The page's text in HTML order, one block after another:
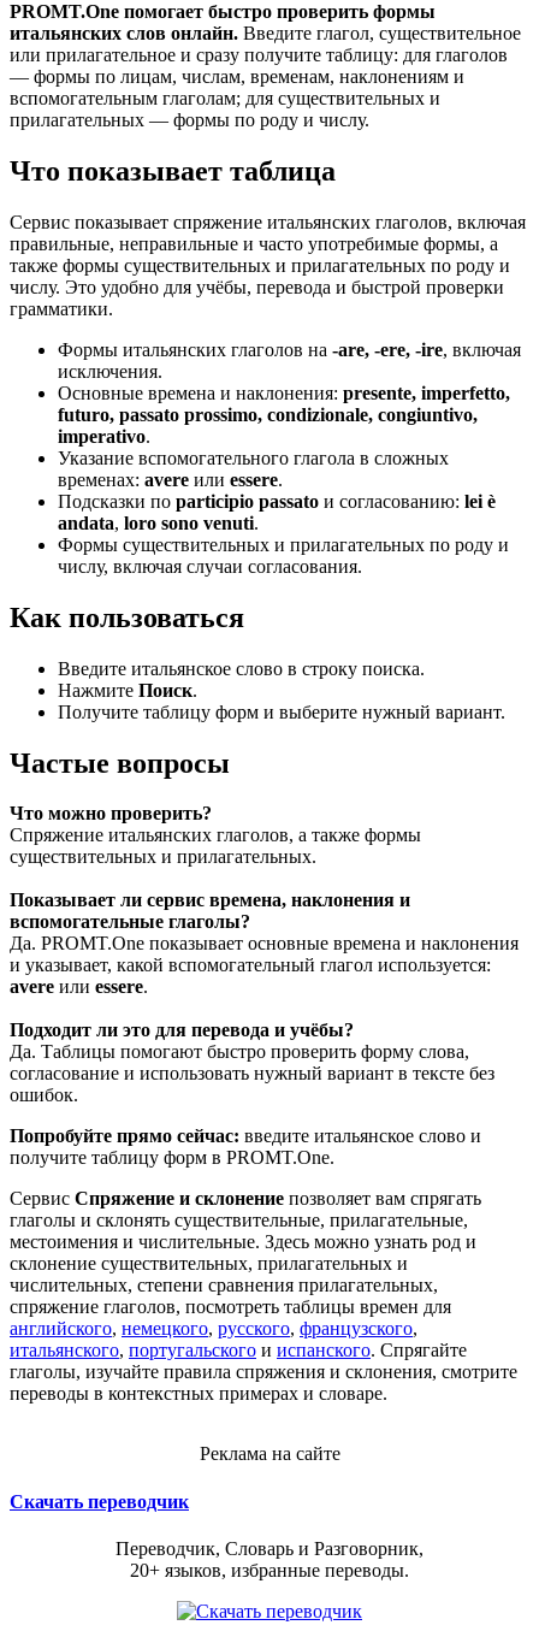
PROMT.One помогает быстро проверить формы
итальянских слов онлайн. Введите глагол, существительное
или прилагательное и сразу получите таблицу: для глаголов
— формы по лицам, числам, временам, наклонениям и
вспомогательным глаголам; для существительных и
прилагательных — формы по роду и числу.
Что показывает таблица
Сервис показывает спряжение итальянских глаголов, включая
правильные, неправильные и часто употребимые формы, а
также формы существительных и прилагательных по роду и
числу. Это удобно для учёбы, перевода и быстрой проверки
грамматики.
Формы итальянских глаголов на -are, -ere, -ire, включая
исключения.
Основные времена и наклонения: presente, imperfetto,
futuro, passato prossimo, condizionale, congiuntivo,
imperativo.
Указание вспомогательного глагола в сложных
временах: avere или essere.
Подсказки по participio passato и согласованию: lei è
andata, loro sono venuti.
Формы существительных и прилагательных по роду и
числу, включая случаи согласования.
Как пользоваться
Введите итальянское слово в строку поиска.
Нажмите Поиск.
Получите таблицу форм и выберите нужный вариант.
Частые вопросы
Что можно проверить?
Спряжение итальянских глаголов, а также формы
существительных и прилагательных.
Показывает ли сервис времена, наклонения и
вспомогательные глаголы?
Да. PROMT.One показывает основные времена и наклонения
и указывает, какой вспомогательный глагол используется:
avere или essere.
Подходит ли это для перевода и учёбы?
Да. Таблицы помогают быстро проверить форму слова,
согласование и использовать нужный вариант в тексте без
ошибок.
Попробуйте прямо сейчас: введите итальянское слово и
получите таблицу форм в PROMT.One.
Сервис Спряжение и склонение позволяет вам спрягать
глаголы и склонять существительные, прилагательные,
местоимения и числительные. Здесь можно узнать род и
склонение существительных, прилагательных и
числительных, степени сравнения прилагательных,
спряжение глаголов, посмотреть таблицы времен для
английского, немецкого, русского, французского,
итальянского, португальского и испанского. Спрягайте
глаголы, изучайте правила спряжения и склонения, смотрите
переводы в контекстных примерах и словаре.
Реклама на сайте
Скачать переводчик
Переводчик, Словарь и Разговорник,
20+ языков, избранные переводы.